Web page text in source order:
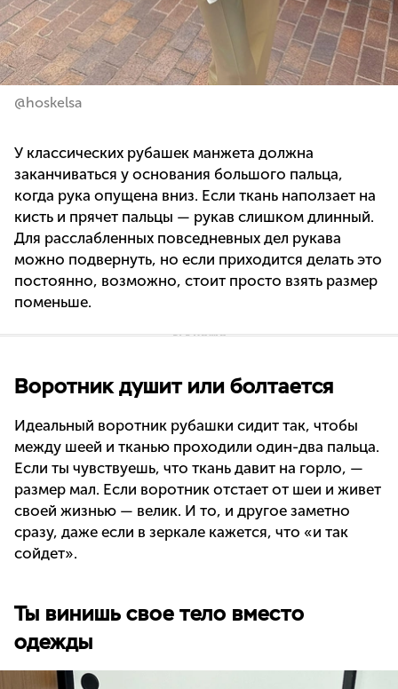
@hoskelsa
У классических рубашек манжета должна
заканчиваться у основания большого пальца,
когда рука опущена вниз. Если ткань наползает на
кисть и прячет пальцы — рукав слишком длинный.
Для расслабленных повседневных дел рукава
можно подвернуть, но если приходится делать это
постоянно, возможно, стоит просто взять размер
поменьше.
Воротник душит или болтается
Идеальный воротник рубашки сидит так, чтобы
между шеей и тканью проходили один-два пальца.
Если ты чувствуешь, что ткань давит на горло, —
размер мал. Если воротник отстает от шеи и живет
своей жизнью — велик. И то, и другое заметно
сразу, даже если в зеркале кажется, что «и так
сойдет».
Ты винишь свое тело вместо
одежды